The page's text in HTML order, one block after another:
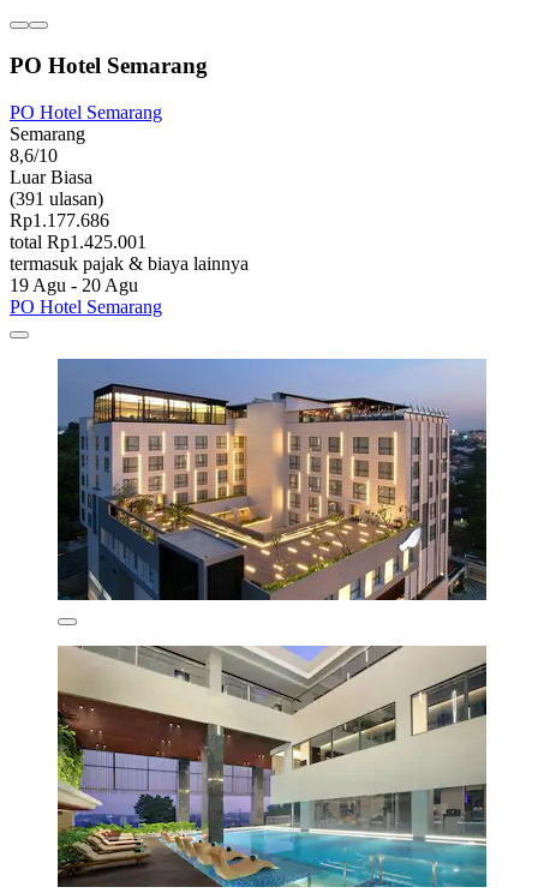
PO Hotel Semarang
PO Hotel Semarang
Semarang
8,6/10
Luar Biasa
(391 ulasan)
Rp1.177.686
total Rp1.425.001
termasuk pajak & biaya lainnya
19 Agu - 20 Agu
PO Hotel Semarang